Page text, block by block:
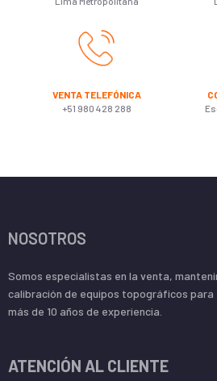
VENTA TELEFÓNICA
+51 980 428 288
NOSOTROS
Somos especialistas en la venta,
calibración de equipos topográficos
más de 10 años de experiencia.
ATENCIÓN AL CLIENTE